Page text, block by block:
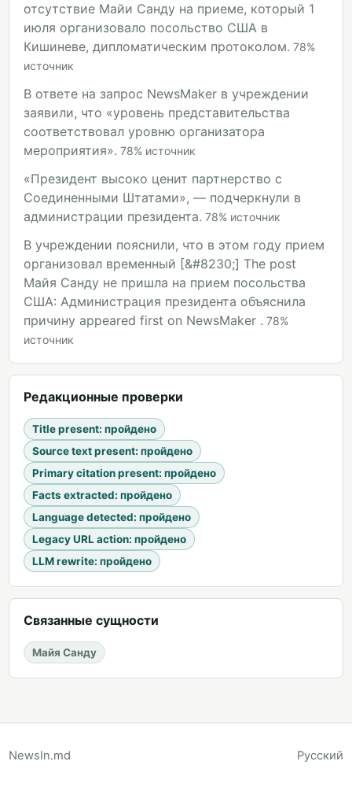
отсутствие Майи Санду на приеме, который 1
июля организовало посольство США в
Кишиневе, дипломатическим протоколом. 78%
источник
В ответе на запрос NewsMaker в учреждении
заявили, что «уровень представительства
соответствовал уровню организатора
мероприятия». 78% источник
«Президент высоко ценит партнерство с
Соединенными Штатами», — подчеркнули в
администрации президента. 78% источник
В учреждении пояснили, что в этом году прием
организовал временный [&#8230;] The post
Майя Санду не пришла на прием посольства
США: Администрация президента объяснила
причину appeared first on NewsMaker . 78%
источник
Редакционные проверки
Title present: пройдено
Source text present: пройдено
Primary citation present: пройдено
Facts extracted: пройдено
Language detected: пройдено
Legacy URL action: пройдено
LLM rewrite: пройдено
Связанные сущности
Майя Санду
NewsIn.md Русский